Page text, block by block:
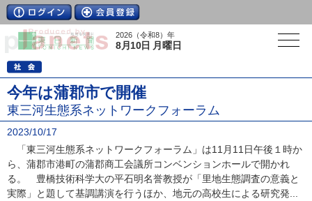
2026（令和8）年
8月10日 月曜日
今年は蒲郡市で開催
東三河生態系ネットワークフォーラム
2023/10/17
「東三河生態系ネットワークフォーラム」は11月11日午後１時か
ら、蒲郡市港町の蒲郡商工会議所コンベンションホールで開かれ
る。 豊橋技術科学大の平石明名誉教授が「里地生態調査の意義と
実際」と題して基調講演を行うほか、地元の高校生による研究発...